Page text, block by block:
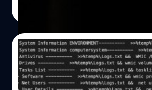
28/07/2021
แฮกเกอร์ชาวอิหร่านปลอมตั
โรบิกหลอกขโมยข้อมูล